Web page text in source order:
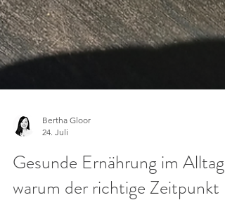
Gesunde Ernährung im Alltag,